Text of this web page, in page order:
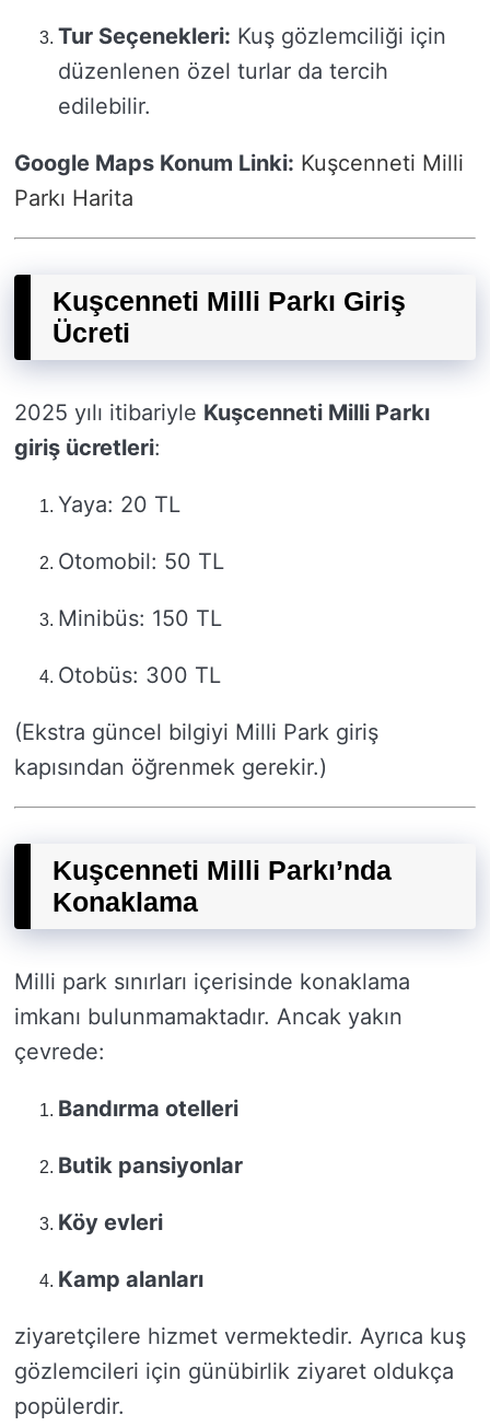
Tur Seçenekleri: Kuş gözlemciliği için
düzenlenen özel turlar da tercih
edilebilir.
Google Maps Konum Linki: Kuşcenneti Milli
Parkı Harita
Kuşcenneti Milli Parkı Giriş
Ücreti
2025 yılı itibariyle Kuşcenneti Milli Parkı
giriş ücretleri:
Yaya: 20 TL
Otomobil: 50 TL
Minibüs: 150 TL
Otobüs: 300 TL
(Ekstra güncel bilgiyi Milli Park giriş
kapısından öğrenmek gerekir.)
Kuşcenneti Milli Parkı’nda
Konaklama
Milli park sınırları içerisinde konaklama
imkanı bulunmamaktadır. Ancak yakın
çevrede:
Bandırma otelleri
Butik pansiyonlar
Köy evleri
Kamp alanları
ziyaretçilere hizmet vermektedir. Ayrıca kuş
gözlemcileri için günübirlik ziyaret oldukça
popülerdir.